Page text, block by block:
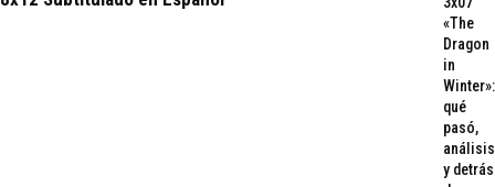
«The
Dragon
in
Winter»:
qué
pasó,
análisis
y detrás